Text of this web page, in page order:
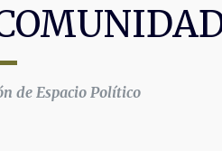
de Espacio Político